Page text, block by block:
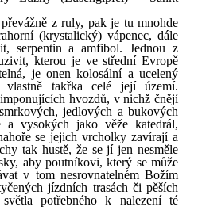
z ruly, pak je tu mnohde
(krystalický) vápenec, dále
serpentin a amfibol. Jednou z
kterou je ve střední Evropě
je onen kolosální a ucelený
vlastně takřka celé její území.
hvozdů, v nichž čnějí
jedlových a bukových
vysokých jako věže katedrál,
se jejich vrcholky zavírají a
tak hustě, že se jí jen nesměle
aby poutníkovi, který se může
v tom nesrovnatelném Božím
jízdních trasách či pěších
potřebného k nalezení té